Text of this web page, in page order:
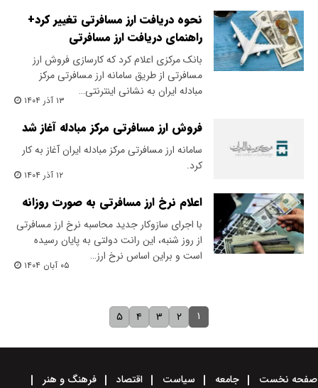
نحوه دریافت ارز مسافرتی تغییر کرد+
راهنمای دریافت ارز مسافرتی
بانک مرکزی اعلام کرد که کارسازی فروش ارز
مسافرتی از طریق سامانه ارز مسافرتی مرکز
مبادله ایران به نشانی اینترنتی…
۱۳ آذر ۱۴۰۴
فروش ارز مسافرتی مرکز مبادله آغاز شد
سامانه ارز مسافرتی مرکز مبادله ایران آغاز به کار
کرد.
۱۲ آذر ۱۴۰۴
اعلام نرخ ارز مسافرتی به صورت روزانه
با اجرای سازوکار جدید محاسبه نرخ ارز مسافرتی
از روز شنبه، این رانت دولتی به پایان رسیده
است و براین اساس نرخ ارز…
۰۵ آبان ۱۴۰۴
۱ ۲ ۳ ۴ ۵
صفحه نخست جامعه سیاست اقتصاد فرهنگ و هنر